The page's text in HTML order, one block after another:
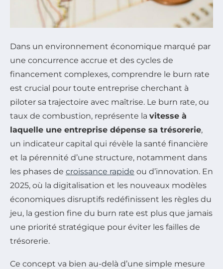
Dans un environnement économique marqué par
une concurrence accrue et des cycles de
financement complexes, comprendre le burn rate
est crucial pour toute entreprise cherchant à
piloter sa trajectoire avec maîtrise. Le burn rate, ou
taux de combustion, représente la vitesse à
laquelle une entreprise dépense sa trésorerie,
un indicateur capital qui révèle la santé financière
et la pérennité d’une structure, notamment dans
les phases de croissance rapide ou d’innovation. En
2025, où la digitalisation et les nouveaux modèles
économiques disruptifs redéfinissent les règles du
jeu, la gestion fine du burn rate est plus que jamais
une priorité stratégique pour éviter les failles de
trésorerie.
Ce concept va bien au-delà d’une simple mesure